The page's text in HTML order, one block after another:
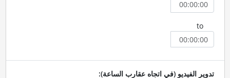
to
تدوير الفيديو (في اتجاه عقارب الساعة):